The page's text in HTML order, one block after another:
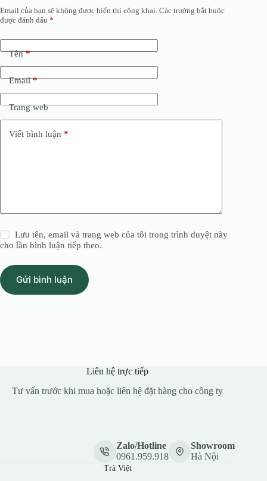
Email của bạn sẽ không được hiển thị công khai. Các trường bắt buộc
được đánh dấu *
Tên*
Email*
Trang web
Viết bình luận *
Lưu tên, email và trang web của tôi trong trình duyệt này
cho lần bình luận tiếp theo.
Gửi bình luận
Liên hệ trực tiếp
Tư vấn trước khi mua hoặc liên hệ đặt hàng cho công ty
Zalo/Hotline
0961.959.918
Showroom
Hà Nội
Trà Việt